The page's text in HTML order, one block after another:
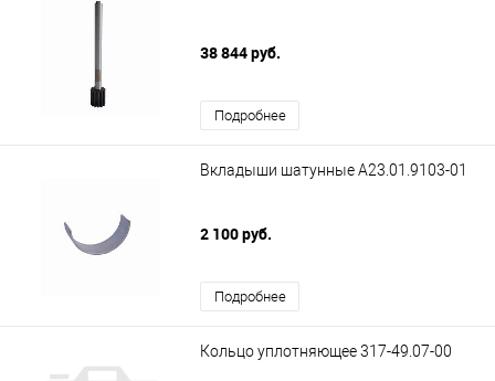
38 844 руб.
Подробнее
Вкладыши шатунные А23.01.9103-01
2 100 руб.
Подробнее
Кольцо уплотняющее 317-49.07-00